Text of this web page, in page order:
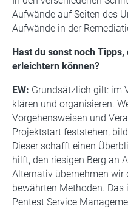
Aufwände auf Seiten des
Aufwände in der
Hast du sonst noch
erleichtern können?
EW: Grundsätzlich gilt: im
klären und organisieren.
Vorgehensweisen und
Projektstart feststehen,
Dieser schafft einen
hilft, den riesigen Berg an
Alternativ übernehmen wir
bewährten Methoden.
Pentest Service